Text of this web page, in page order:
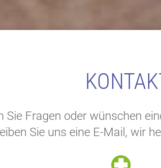
Sie Fragen oder wünschen
Sie uns eine E-Mail, wir